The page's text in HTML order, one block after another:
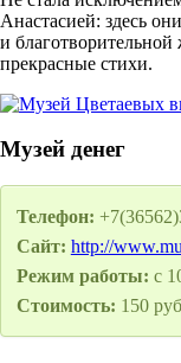
Анастасией: здесь
и благотворительной
прекрасные стихи.
Музей денег
Телефон:
Сайт: http://
Режим работы: с
Стоимость: 150